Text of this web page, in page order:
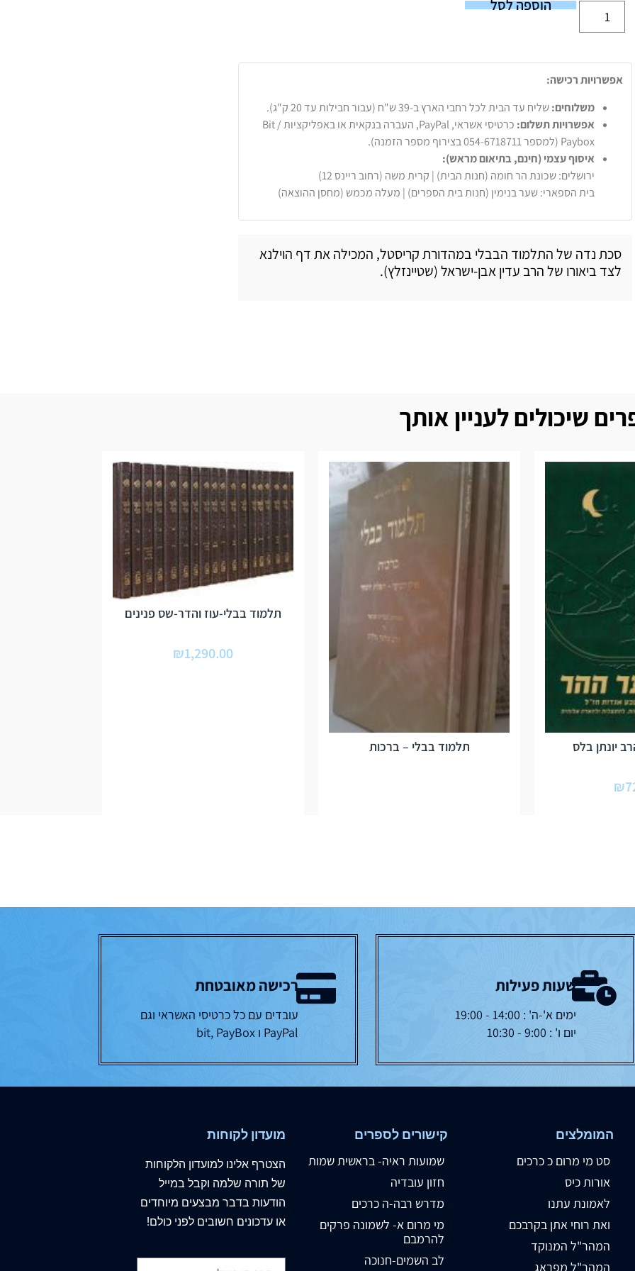
הוספה לסל
אפשרויות רכישה:
משלוחים:שליח עד הבית לכל רחבי הארץ ב-39 ש"ח (עבור חבילות עד 20 ק"ג).
אפשרויות תשלום:
כרטיסי אשראי, PayPal, העברה בנקאית או באפליקציות Bit /
Paybox (למספר 054-6718711 בצירוף מספר הזמנה).
איסוף עצמי (חינם, בתיאום מראש):
ירושלים: שכונת הר חומה (חנות הבית) | קרית משה (רחוב ריינס 12)
בית הספארי: שער בנימין (חנות בית הספרים) | מעלה מכמש (מחסן ההוצאה)
סכת נדה של התלמוד הבבלי במהדורת קריסטל, המכילה את דף הוילנא
לצד ביאורו של הרב עדין אבן-ישראל (שטיינזלץ).
שיכולים לעניין אותך
יונתן בלס
₪
תלמוד בבלי – ברכות
תלמוד בבלי-עוז והדר-שס פנינים
₪1,290.00
שעות פעילות
ימים א'-ה' : 14:00 - 19:00
יום ו' : 9:00 - 10:30
רכישה מאובטחת
עובדים עם כל כרטיסי האשראי וגם
PayPal ו bit, PayBox
המומלצים
סט מי מרום כ כרכים
אורות כיס
לאמונת עתנו
ואת רוחי אתן בקרבכם
המהר"ל המנוקד
המהר"ל מפראג
קישורים לספרים
שמועות ראיה- בראשית שמות
חזון עובדיה
מדרש רבה-ה כרכים
מי מרום א- לשמונה פרקים
להרמבם
לב השמים-חנוכה
מועדון לקוחות
הצטרף אלינו למועדון הלקוחות
של תורה שלמה וקבל במייל
הודעות בדבר מבצעים מיוחדים
או עדכונים חשובים לפני כולם!